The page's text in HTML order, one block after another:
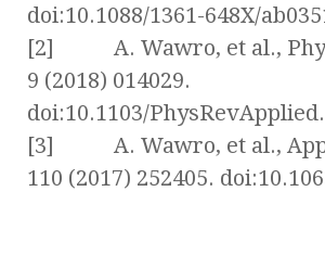
doi:10.1088/1361-648X/
[2] A. Wawro, et al.,
9 (2018) 014029.
doi:10.1103/
[3] A. Wawro, et al.,
110 (2017) 252405.